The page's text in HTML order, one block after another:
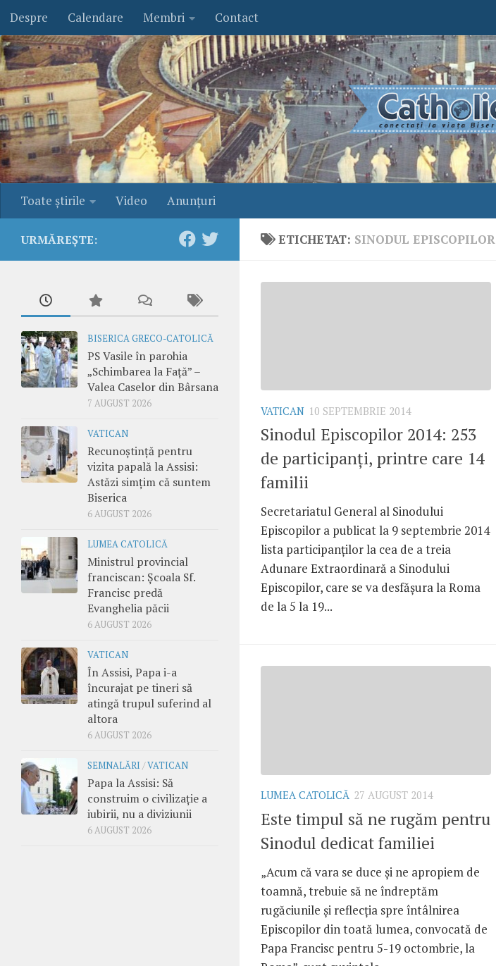
Skip to content
Despre Calendare Membri Contact
Toate ştirile Video Anunţuri
ETICHETAT: SINODUL EPISCOPILOR
VATICAN 10 SEPTEMBRIE 2014
Sinodul Episcopilor 2014: 253
de participanţi, printre care 14
familii
Secretariatul General al Sinodului
Episcopilor a publicat la 9 septembrie 2014
lista participanţilor la cea de a treia
Adunare Extraordinară a Sinodului
Episcopilor, care se va desfăşura la Roma
de la 5 la 19...
LUMEA CATOLICĂ 27 AUGUST 2014
Este timpul să ne rugăm pentru
Sinodul dedicat familiei
„Acum că vara se duce şi ne apropiem de
toamnă, trebuie să ne îndreptăm
rugăciunile şi reflecţia spre întâlnirea
Episcopilor din toată lumea, convocată de
Papa Francisc pentru 5-19 octombrie, la
URMĂREȘTE:
BISERICA GRECO-CATOLICĂ
PS Vasile în parohia
„Schimbarea la Față” –
Valea Caselor din Bârsana
7 AUGUST 2026
VATICAN
Recunoștință pentru
vizita papală la Assisi:
Astăzi simțim că suntem
Biserica
6 AUGUST 2026
LUMEA CATOLICĂ
Ministrul provincial
franciscan: Școala Sf.
Francisc predă
Evanghelia păcii
6 AUGUST 2026
VATICAN
În Assisi, Papa i-a
încurajat pe tineri să
atingă trupul suferind al
altora
6 AUGUST 2026
SEMNALĂRI /VATICAN
Papa la Assisi: Să
construim o civilizație a
iubirii, nu a diviziunii
6 AUGUST 2026